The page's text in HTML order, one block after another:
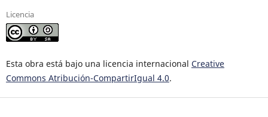
Licencia
Esta obra está bajo una licencia internacional Creative
Commons Atribución-CompartirIgual 4.0.